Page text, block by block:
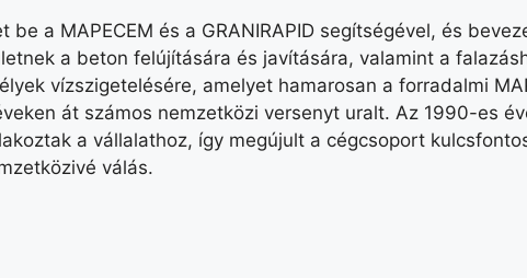
a MAPECEM és a GRANIRAPID segítségével, és
a beton felújítására és javítására, valamint a
vízszigetelésére, amelyet hamarosan a forradalmi
át számos nemzetközi versenyt uralt. Az 1990-es
a vállalathoz, így megújult a cégcsoport
válás.